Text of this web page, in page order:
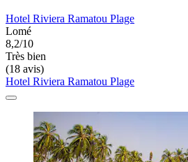
Hotel Riviera Ramatou Plage
Lomé
8,2/10
Très bien
(18 avis)
Hotel Riviera Ramatou Plage